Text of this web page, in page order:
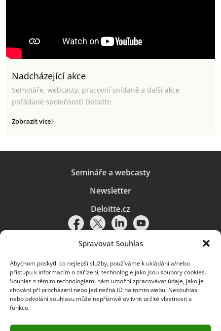
Spravovat Souhlas
Abychom poskytli co nejlepší služby, používáme k ukládání a/nebo
přístupu k informacím o zařízení, technologie jako jsou soubory cookies.
Souhlas s těmito technologiemi nám umožní zpracovávat údaje, jako je
chování při procházení nebo jedinečná ID na tomto webu. Nesouhlas
nebo odvolání souhlasu může nepříznivě ovlivnit určité vlastnosti a
funkce.
Nadcházející akce
Semináře, webcasty, pracovní snídaně a další akce
pořádané společností Deloitte.
Zobrazit více
Semináře a webcasty
Newsletter
Deloitte.cz
Pravidla používání|Ochrana osobních údajů|Soubory cookies |
Deloitte.cz
© 2026. Více informací najdete vPravidlech používání.
Deloitte označuje jednu či více společností globální sítě členských
a přidružené subjekty (souhrnně „organizace Deloitte“). Společnost DTTL